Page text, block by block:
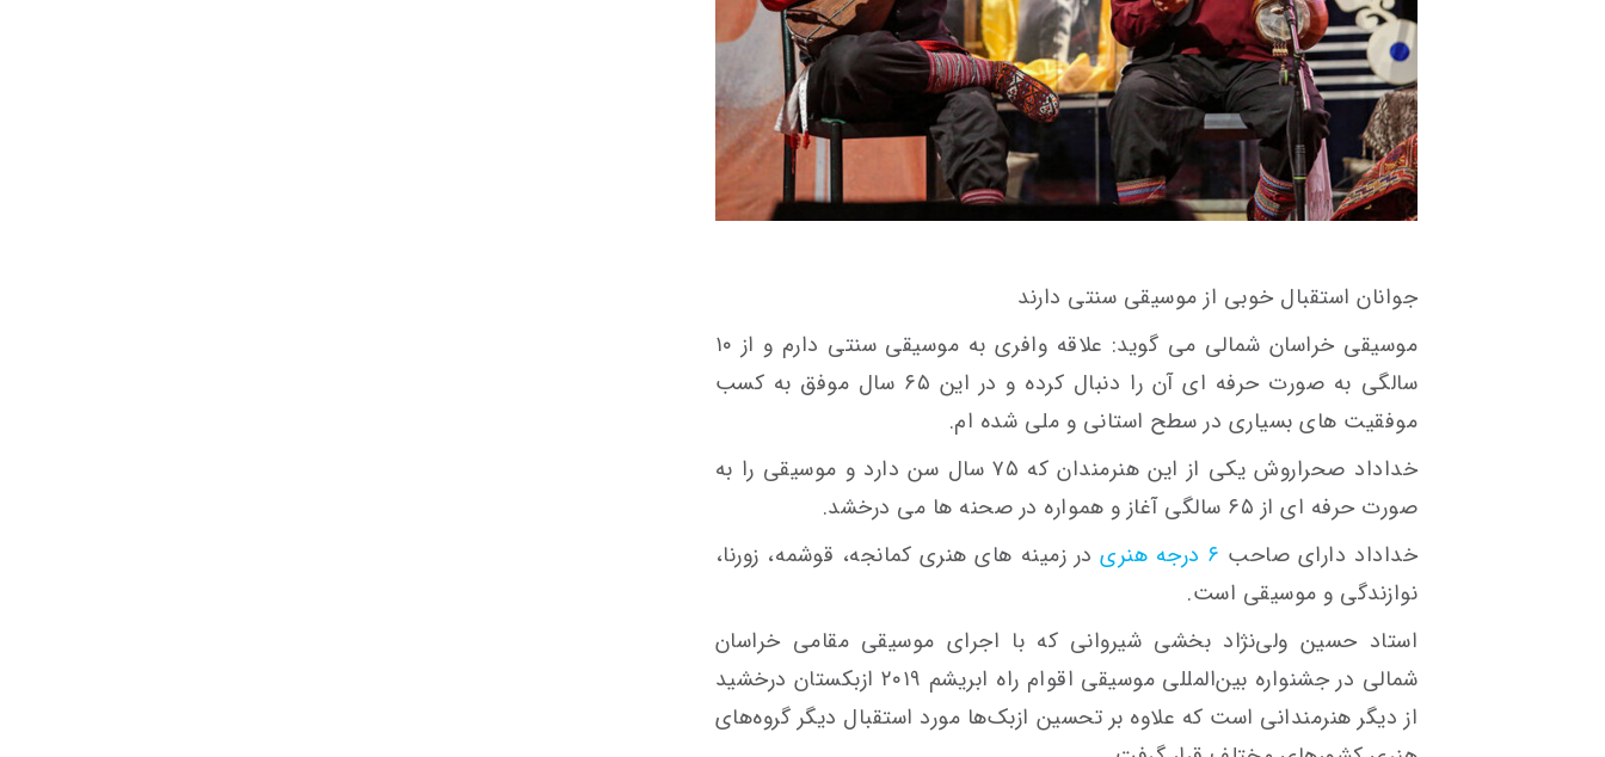
جوانان استقبال خوبی از موسیقی سنتی دارند
موسیقی خراسان شمالی می گوید: علاقه وافری به موسیقی سنتی دارم و از ۱۰
سالگی به صورت حرفه ای آن را دنبال کرده و در این ۶۵ سال موفق به کسب
موفقیت های بسیاری در سطح استانی و ملی شده ام.
خداداد صحراروش یکی از این هنرمندان که ۷۵ سال سن دارد و موسیقی را به
صورت حرفه ای از ۶۵ سالگی آغاز و همواره در صحنه ها می درخشد.
خداداد دارای صاحب
در زمینه های هنری کمانجه، قوشمه، زورنا،
نوازندگی و موسیقی است.
استاد حسین ولی‌نژاد بخشی شیروانی که با اجرای موسیقی مقامی خراسان
شمالی در جشنواره بین‌المللی موسیقی اقوام راه ابریشم ۲۰۱۹ ازبکستان درخشید
از دیگر هنرمندانی است که علاوه بر تحسین ازبک‌ها مورد استقبال دیگر گروه‌های